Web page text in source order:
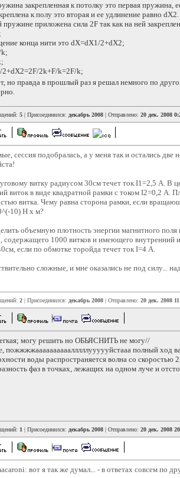
закрепленная к потолку это первая пружина,
к полу это вторая и ее удлинение равно dX2.
пружине приложена сила 2F так как на ней
конца нити это dX=dX1/2+dX2;
2k+F/k=2F/k;
но правда в прошлый раз я решал немного по
5 | Присоединился: декабрь 2008 | Отправлено: 20 дек. 2008
сессия подобралась, а у меня так и остались две
витку радиусом 30см течет ток I1=2,5 А. В
виток в виде квадратной рамки с током I2=0,2 А.
витка. Чему равна сторона рамки, если
10) Н х м?
объемную плотность энергии магнитного
содержащего 1000 витков и имеющего внутренний
если по обмотке торойда течет ток I=4 А.
сложные, и мне оказались не под силу...
2 | Присоединился: декабрь 2008 | Отправлено: 20 дек. 2008
могу решить но ОБЬЯСНИТЬ не могу//
пожжжжаааааааааалллллуууууйстааа полный ход
воды распространяется волна со скоростью
фаз в точках, лежащих на одном луче и
1 | Присоединился: декабрь 2008 | Отправлено: 20 дек. 2008
вот я так же думал... - в ответах совсем по